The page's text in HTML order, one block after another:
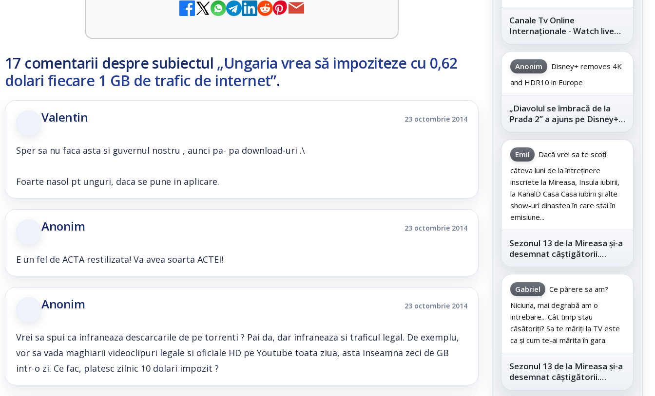
17 comentarii despre subiectul „Ungaria vrea să impoziteze cu 0,62
dolari fiecare 1 GB de trafic de internet”.
Valentin 23 octombrie 2014
Sper sa nu faca asta si guvernul nostru , aunci pa- pa download-uri .\
Foarte nasol pt unguri, daca se pune in aplicare.
Anonim 23 octombrie 2014
E un fel de ACTA restilizata! Va avea soarta ACTEI!
Anonim 23 octombrie 2014
Vrei sa spui ca infraneaza descarcarile de pe torrenti ? Pai da, dar infraneaza si traficul legal. De exemplu,
vor sa vada maghiarii videoclipuri legale si oficiale HD pe Youtube toata ziua, asta inseamna zeci de GB
intr-o zi. Ce fac, platesc zilnic 10 dolari impozit ?
Canale Tv Online
Internaționale - Watch live
channels legally
Anonim
Disney+ removes 4K
and HDR10 in Europe
„Diavolul se îmbracă de la
Prada 2” a ajuns pe Disney+,
după succesul din
cinematografe
Emil
Dacă vrei sa te scoți
câteva luni de la întreținere
inscriete la Mireasa, Insula iubirii,
la KanalD Casa Casa iubirii și alte
show-uri dinastea în care stai în
emisiune...
Sezonul 13 de la Mireasa și-a
desemnat câștigătorii.
Telespectatorii au decis care
este...
Gabriel
Ce părere sa am?
Niciuna, mai degrabă am o
intrebare... Cât timp stau
căsătoriți? Sa te măriți la TV este
ca și cum te-ai mărita în gara.
Sezonul 13 de la Mireasa și-a
desemnat câștigătorii.
Telespectatorii au decis care